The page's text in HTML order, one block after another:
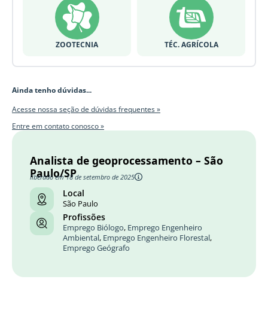
ZOOTECNIA TÉC. AGRÍCOLA
Ainda tenho dúvidas...
Acesse nossa seção de dúvidas frequentes »
Entre em contato conosco »
Analista de geoprocessamento – São
Paulo/SP
liberado em 18 de setembro de 2025
Local
São Paulo
Profissões
Emprego Biólogo, Emprego Engenheiro
Ambiental, Emprego Engenheiro Florestal,
Emprego Geógrafo